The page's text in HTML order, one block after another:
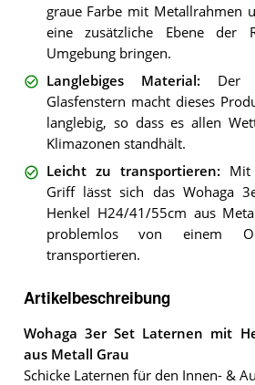
graue Farbe mit Metallrahmen
eine zusätzliche Ebene der
Umgebung bringen.
Langlebiges Material : Der
Glasfenstern macht dieses
langlebig, so dass es allen
Klimazonen standhält.
Leicht zu transportieren: Mit
Griff lässt sich das Wohaga
Henkel H24/41/55cm aus
problemlos von einem
transportieren.
Artikelbeschreibung
Wohaga 3er Set Laternen mit
aus Metall Grau
Schicke Laternen für den Innen- &